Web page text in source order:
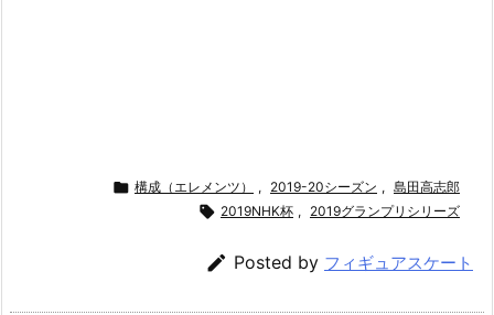
 構成（エレメンツ） , 2019-20シーズン , 島田高志郎
 2019NHK杯 , 2019グランプリシリーズ
 Posted by フィギュアスケート